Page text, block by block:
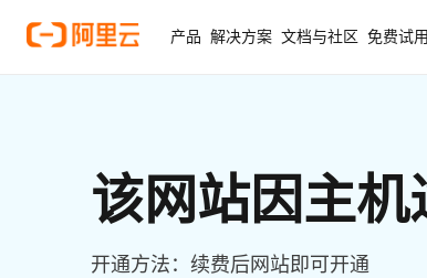
产品 解决方案 文档与社区 免费试用
该网站因主
开通方法：续费后网站即可开通